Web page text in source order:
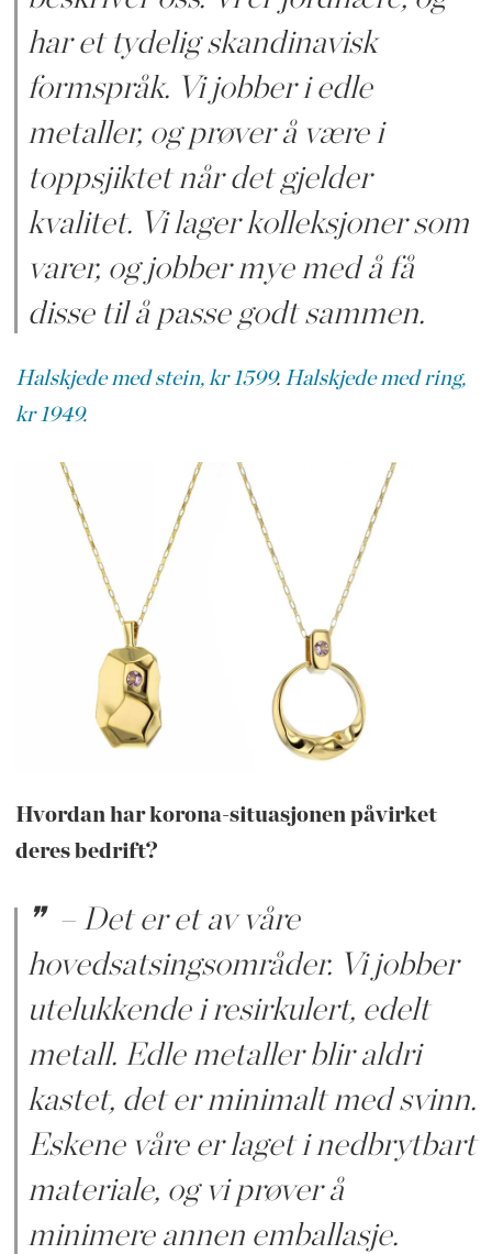
har et tydelig skandinavisk
formspråk. Vi jobber i edle
metaller, og prøver å være i
toppsjiktet når det gjelder
kvalitet. Vi lager kolleksjoner som
varer, og jobber mye med å få
disse til å passe godt sammen.
Halskjede med stein, kr 1599. Halskjede med ring,
kr 1949.
Hvordan har korona-situasjonen påvirket
deres bedrift?
– Det er et av våre
hovedsatsingsområder. Vi jobber
utelukkende i resirkulert, edelt
metall. Edle metaller blir aldri
kastet, det er minimalt med svinn.
Eskene våre er laget i nedbrytbart
materiale, og vi prøver å
minimere annen emballasje.